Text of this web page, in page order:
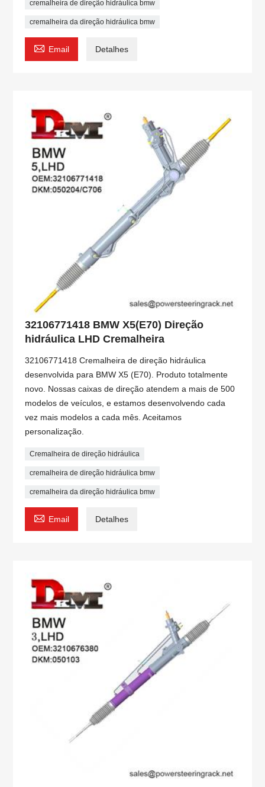
cremalheira de direção hidráulica bmw
cremalheira da direção hidráulica bmw
 Email Detalhes
32106771418 BMW X5(E70) Direção
hidráulica LHD Cremalheira
32106771418 Cremalheira de direção hidráulica
desenvolvida para BMW X5 (E70). Produto totalmente
novo. Nossas caixas de direção atendem a mais de 500
modelos de veículos, e estamos desenvolvendo cada
vez mais modelos a cada mês. Aceitamos
personalização.
Cremalheira de direção hidráulica
cremalheira de direção hidráulica bmw
cremalheira da direção hidráulica bmw
 Email Detalhes